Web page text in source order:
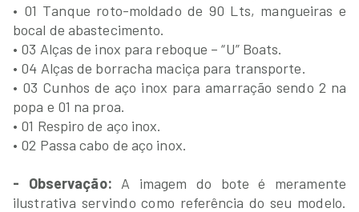
• 01 Tanque roto-moldado de 90 Lts, mangueiras e
bocal de abastecimento.
• 03 Alças de inox para reboque – “U” Boats.
• 04 Alças de borracha maciça para transporte.
• 03 Cunhos de aço inox para amarração sendo 2 na
popa e 01 na proa.
• 01 Respiro de aço inox.
• 02 Passa cabo de aço inox.
- Observação: A imagem do bote é meramente
ilustrativa servindo como referência do seu modelo.